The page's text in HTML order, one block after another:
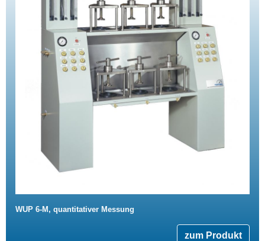
WUP 6-M, quantitativer Messung
zum Produkt